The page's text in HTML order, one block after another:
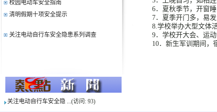
清明假期十项安全提示
关注电动自行车安全隐患系列调查
什么时间容易被盗
如何安全使用天然气及使用注意事项
电信诈骗典型案例及安全提示
关注电动自行车安全隐 ...(访问: 93)
6．夏秋季节，开窗
7．夏季开门多，易
8.学校举办大型文体
9．学校开大会、运
10．新生军训期间，